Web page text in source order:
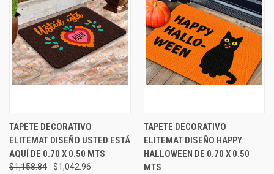
TAPETE DECORATIVO
ELITEMAT DISEÑO USTED ESTÁ
AQUÍ DE 0.70 X 0.50 MTS
$1,158.84
$1,042.96
TAPETE DECORATIVO
ELITEMAT DISEÑO HAPPY
HALLOWEEN DE 0.70 X 0.50
MTS